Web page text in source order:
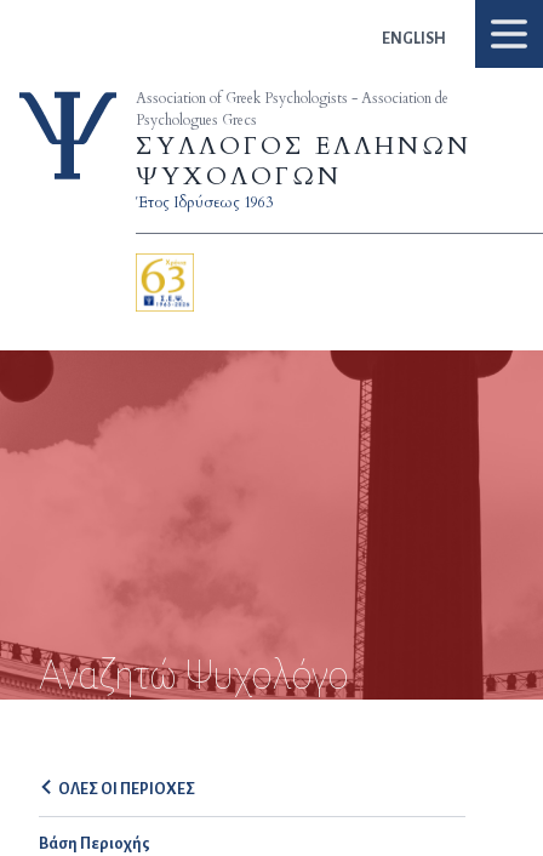
ENGLISH
Association of Greek Psychologists - Association de
Psychologues Grecs
ΣΥΛΛΟΓΟΣ ΕΛΛΗΝΩΝ
ΨΥΧΟΛΟΓΩΝ
Έτος Ιδρύσεως 1963
Αναζητώ Ψυχολόγο
ΟΛΕΣ ΟΙ ΠΕΡΙΟΧΕΣ
Βάση Περιοχής